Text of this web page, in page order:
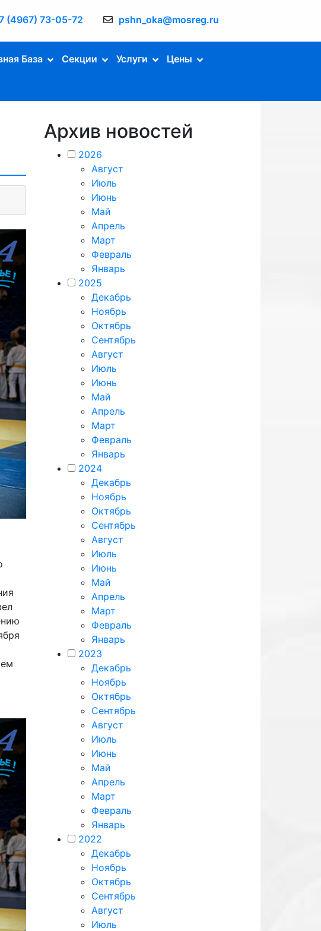
(4967) 73-05-72 pshn_oka@mosreg.ru
База Секции Услуги Цены
Архив новостей
2026
Август
Июль
Июнь
Май
Апрель
Март
Февраль
Январь
2025
Декабрь
Ноябрь
Октябрь
Сентябрь
Август
Июль
Июнь
Май
Апрель
Март
Февраль
Январь
2024
Декабрь
Ноябрь
Октябрь
Сентябрь
Август
Июль
Июнь
Май
Апрель
Март
Февраль
Январь
2023
Декабрь
Ноябрь
Октябрь
Сентябрь
Август
Июль
Июнь
Май
Апрель
Март
Февраль
Январь
2022
Декабрь
Ноябрь
Октябрь
Сентябрь
Август
Июль